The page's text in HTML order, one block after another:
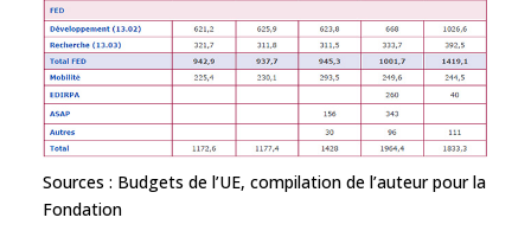
Sources : Budgets de l’UE, compilation de l’auteur pour la
Fondation